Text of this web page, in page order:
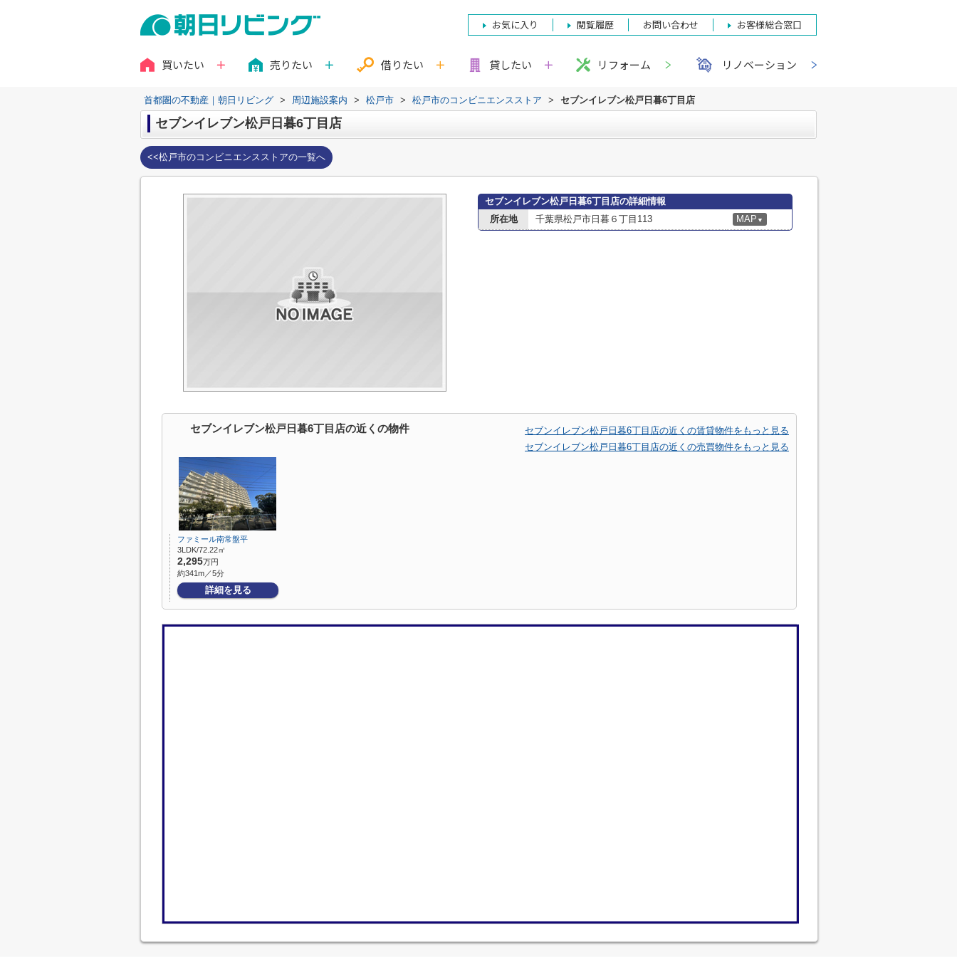
お気に入り 閲覧履歴 お問い合わせ お客様総合窓口
買いたい 売りたい 借りたい 貸したい リフォーム リノベーション
首都圏の不動産｜朝日リビング > 周辺施設案内 > 松戸市 > 松戸市のコンビニエンスストア > セブンイレブン松戸日暮6丁目店
セブンイレブン松戸日暮6丁目店
<<松戸市のコンビニエンスストアの一覧へ
セブンイレブン松戸日暮6丁目店の詳細情報
所在地
千葉県松戸市日暮６丁目113 MAP ▼
セブンイレブン松戸日暮6丁目店の近くの物件
セブンイレブン松戸日暮6丁目店の近くの賃貸物件をもっと見る
セブンイレブン松戸日暮6丁目店の近くの売買物件をもっと見る
ファミール南常盤平
3LDK/72.22㎡
2,295万円
約341m／5分
詳細を見る